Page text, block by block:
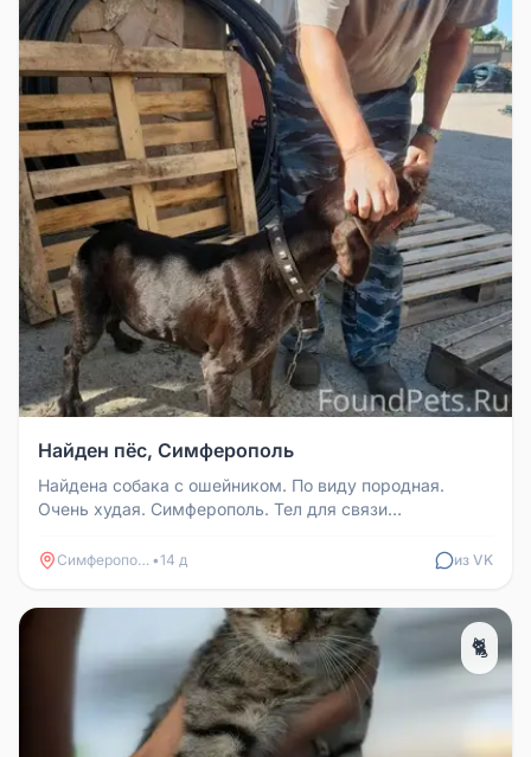
Найден пёс, Симферополь
Найдена собака с ошейником. По виду породная.
Очень худая. Симферополь. Тел для связи
Симферополь •14 д из VK
🐈